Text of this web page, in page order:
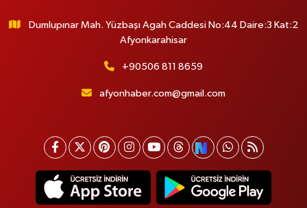
Dumlupınar Mah. Yüzbaşı Agah Caddesi No:44 Daire:3 Kat:2
Afyonkarahisar
+90506 811 8659
afyonhaber.com@gmail.com